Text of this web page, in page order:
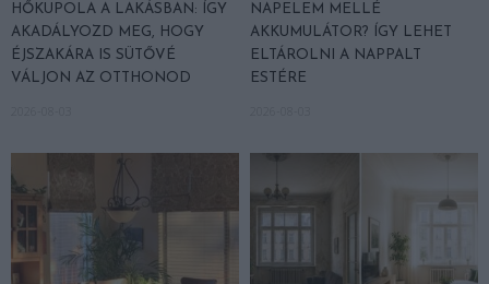
HŐKUPOLA A LAKÁSBAN: ÍGY
AKADÁLYOZD MEG, HOGY
ÉJSZAKÁRA IS SÜTŐVÉ
VÁLJON AZ OTTHONOD
NAPELEM MELLÉ
AKKUMULÁTOR? ÍGY LEHET
ELTÁROLNI A NAPPALT
ESTÉRE